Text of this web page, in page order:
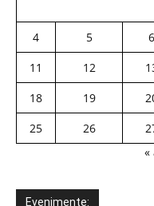
4
5 6
11
12
18
19
25
26
«
Evenimente: